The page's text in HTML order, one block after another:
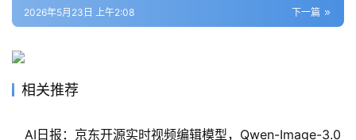
下一篇
2026年5月23日 上午2:08
相关推荐
AI日报：京东开源实时视频编辑模型，Qwen-Image-3.0